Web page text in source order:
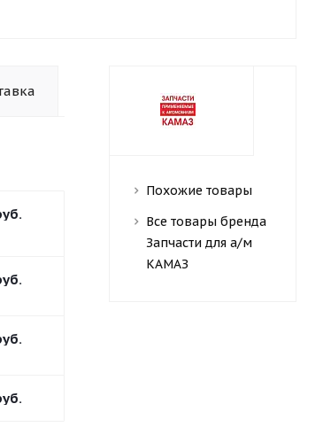
Похожие товары
Все товары бренда
Запчасти для а/м
КАМАЗ